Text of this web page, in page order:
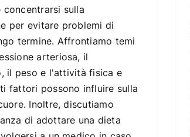
sulla
per evitare problemi di
termine. Affrontiamo temi
arteriosa, il
il peso e l'attività fisica e
fattori possono influire sulla
Inoltre, discutiamo
di adottare una dieta